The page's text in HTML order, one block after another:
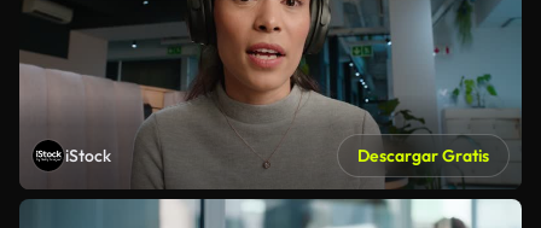
iStock Descargar Gratis